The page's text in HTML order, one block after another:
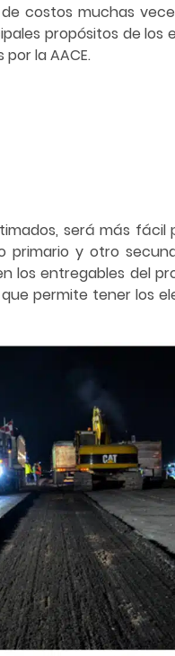
costos muchas
propósitos de los
la AACE.
será más fácil
y otro
los entregables del
permite tener los